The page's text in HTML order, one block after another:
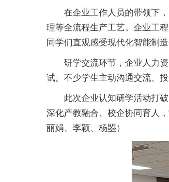
在企业工作人员的带领下
理等全流程生产工艺。企业工
同学们直观感受现代化智能制
研学交流环节，企业人力
试。不少学生主动沟通交流、
此次企业认知研学活动打
深化产教融合、校企协同育人
丽娟、李颖、杨曌）